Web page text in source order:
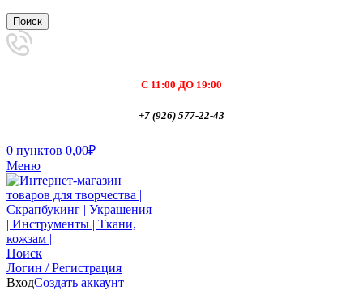
Поиск
С 11:00 ДО 19:00
+7 (926) 577-22-43
0 пунктов 0,00₽
Меню
Поиск
Логин / Регистрация
ВходСоздать аккаунт